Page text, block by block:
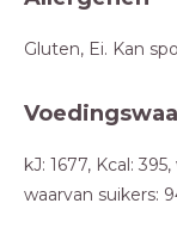
Gluten, Ei. Kan
kJ: 1677, Kcal:
waarvan suikers: